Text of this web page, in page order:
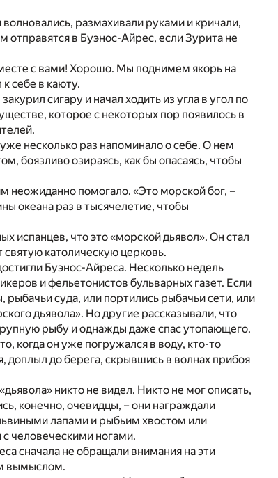
размахивали руками и кричали,
отправятся в Буэнос-Айрес, если Зурита не
с вами! Хорошо. Мы поднимем якорь на
себе в каюту.
сигару и начал ходить из угла в угол по
которое с некоторых пор появилось в
несколько раз напоминало о себе. О нем
боязливо озираясь, как бы опасаясь, чтобы
неожиданно помогало. «Это морской бог, –
океана раз в тысячелетие, чтобы
испанцев, что это «морской дьявол». Он стал
католическую церковь.
Буэнос-Айреса. Несколько недель
и фельетонистов бульварных газет. Если
суда, или портились рыбачьи сети, или
дьявола». Но другие рассказывали, что
рыбу и однажды даже спас утопающего.
когда он уже погружался в воду, кто-то
доплыл до берега, скрывшись в волнах прибоя
никто не видел. Никто не мог описать,
конечно, очевидцы, – они награждали
лапами и рыбьим хвостом или
с человеческими ногами.
сначала не обращали внимания на эти
вымыслом.